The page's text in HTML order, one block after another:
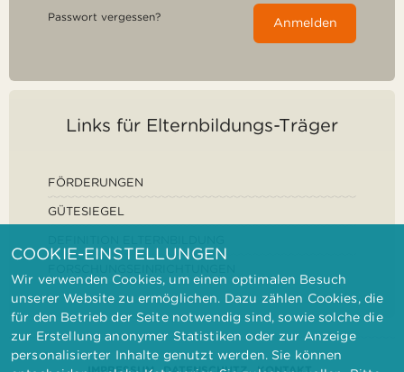
Passwort vergessen? Anmelden
Links für Elternbildungs-Träger
FÖRDERUNGEN
GÜTESIEGEL
IMPRESSUM DATENSCHUTZ
KONTAKT
COOKIE-EINSTELLUNGEN
Wir verwenden Cookies, um einen optimalen Besuch
unserer Website zu ermöglichen. Dazu zählen Cookies, die
für den Betrieb der Seite notwendig sind, sowie solche die
zur Erstellung anonymer Statistiken oder zur Anzeige
personalisierter Inhalte genutzt werden. Sie können